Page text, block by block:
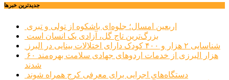
جديدترين خبرها
اربعین امسال؛ جلوه‌ای باشکوه از تولی و تبری
بزرگ‌ترین تاج گل، آزادی یک انسان است
شناسایی ۲ هزار و ۴۰۰ کودک دارای اختلالات بینایی در البرز
۶۰ هزار البرزی از خدمات اردوهای جهادی سلامت بهره‌مند
شدند
دستگاه‌های اجرایی برای معرفی کرج همراه شوند